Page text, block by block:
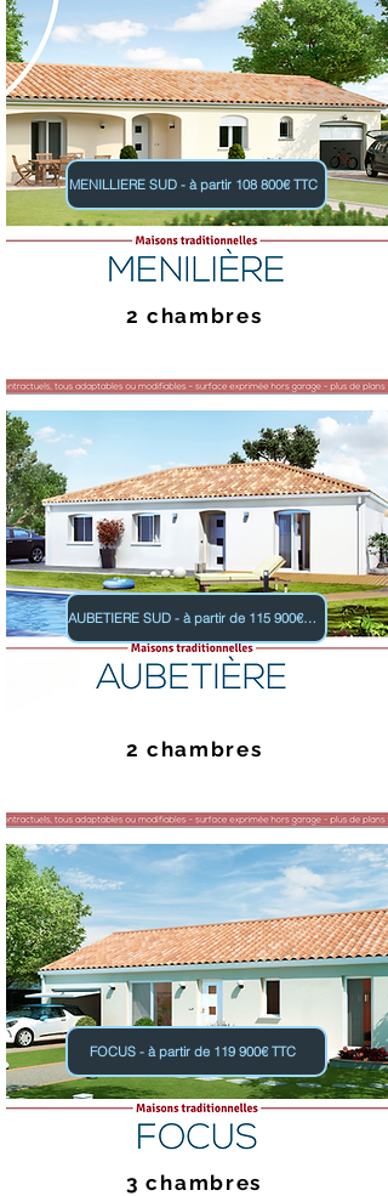
MENILLIERE SUD - à partir 108 800€ TTC
2 chambres
AUBETIERE SUD - à partir de 115 900€ TTC
2 chambres
FOCUS - à partir de 119 900€ TTC
3 chambres